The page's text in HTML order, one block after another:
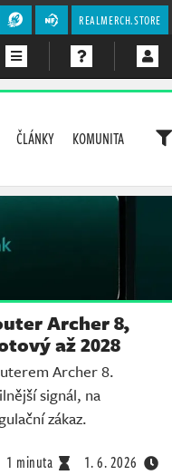
REALMERCH.STORE
ČLÁNKY KOMUNITA
Archer 8,
až 2028
Archer 8.
signál, na
zákaz.
1 minuta 1. 6. 2026